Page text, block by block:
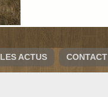
LES ACTUS CONTACT